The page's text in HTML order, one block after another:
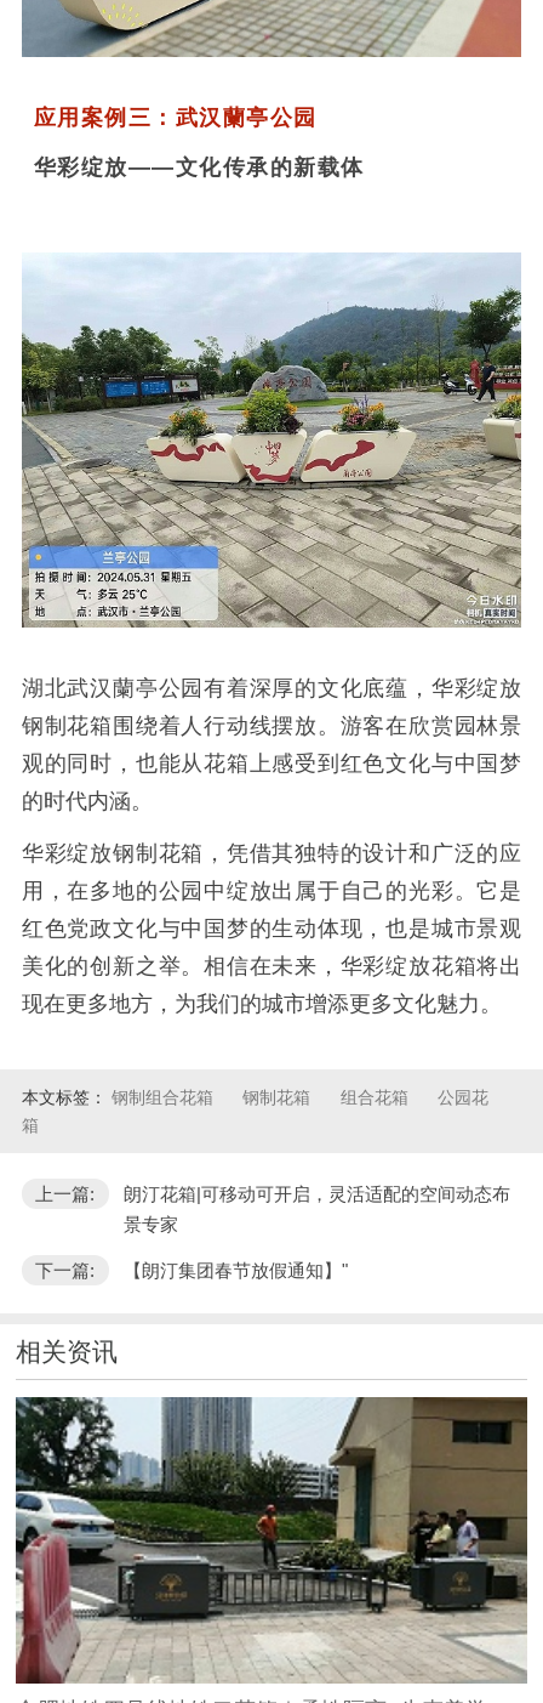
应用案例三：武汉蘭亭公园
华彩绽放——文化传承的新载体
湖北武汉蘭亭公园有着深厚的文化底蕴，华彩绽放
钢制花箱围绕着人行动线摆放。游客在欣赏园林景
观的同时，也能从花箱上感受到红色文化与中国梦
的时代内涵。
华彩绽放钢制花箱，凭借其独特的设计和广泛的应
用，在多地的公园中绽放出属于自己的光彩。它是
红色党政文化与中国梦的生动体现，也是城市景观
美化的创新之举。相信在未来，华彩绽放花箱将出
现在更多地方，为我们的城市增添更多文化魅力。
本文标签： 钢制组合花箱 钢制花箱 组合花箱
公园花
箱
上一篇:
朗汀花箱|可移动可开启，灵活适配的空间动态布
景专家
下一篇: 【朗汀集团春节放假通知】"
相关资讯